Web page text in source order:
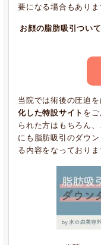
要になる場合もありま
お顔の脂肪吸引つい
当院では術後の圧迫を
化した特設サイト を
られた方はもちろん
にも脂肪吸引のダウ
る内容をなっており